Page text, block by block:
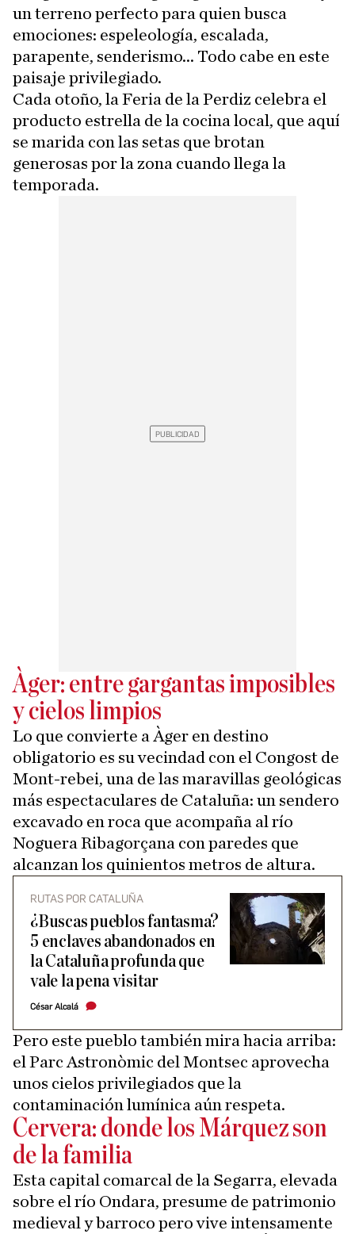
un terreno perfecto para quien busca
emociones: espeleología, escalada,
parapente, senderismo... Todo cabe en este
paisaje privilegiado.
Cada otoño, la Feria de la Perdiz celebra el
producto estrella de la cocina local, que aquí
se marida con las setas que brotan
generosas por la zona cuando llega la
temporada.
Àger: entre gargantas imposibles
y cielos limpios
Lo que convierte a Àger en destino
obligatorio es su vecindad con el Congost de
Mont-rebei, una de las maravillas geológicas
más espectaculares de Cataluña: un sendero
excavado en roca que acompaña al río
Noguera Ribagorçana con paredes que
alcanzan los quinientos metros de altura.
RUTAS POR CATALUÑA
¿Buscas pueblos fantasma?
5 enclaves abandonados en
la Cataluña profunda que
vale la pena visitar
César Alcalá
Pero este pueblo también mira hacia arriba:
el Parc Astronòmic del Montsec aprovecha
unos cielos privilegiados que la
contaminación lumínica aún respeta.
Cervera: donde los Márquez son
de la familia
Esta capital comarcal de la Segarra, elevada
sobre el río Ondara, presume de patrimonio
medieval y barroco pero vive intensamente